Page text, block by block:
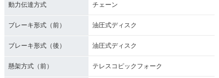
動力伝達方式 チェーン
ブレーキ形式（前） 油圧式ディスク
ブレーキ形式（後） 油圧式ディスク
懸架方式（前） テレスコピックフォーク